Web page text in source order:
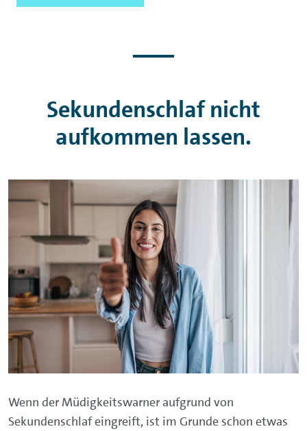
Sekundenschlaf nicht
aufkommen lassen.
Wenn der Müdigkeitswarner aufgrund von
Sekundenschlaf eingreift, ist im Grunde schon etwas